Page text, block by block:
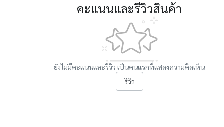
คะแนนและรีวิวสินค้า
ยังไม่มีคะแนนและรีวิว เป็นคนแรกที่แสดงความคิดเห็น
รีวิว